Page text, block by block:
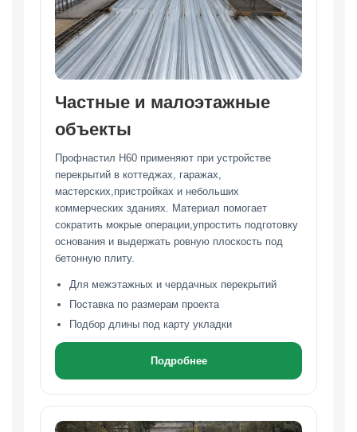
Частные и малоэтажные
объекты
Профнастил Н60 применяют при устройстве
перекрытий в коттеджах, гаражах,
мастерских,пристройках и небольших
коммерческих зданиях. Материал помогает
сократить мокрые операции,упростить подготовку
основания и выдержать ровную плоскость под
бетонную плиту.
Для межэтажных и чердачных перекрытий
Поставка по размерам проекта
Подбор длины под карту укладки
Подробнее